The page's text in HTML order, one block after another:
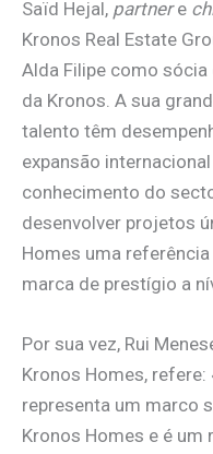
Saïd Hejal, partnere
Kronos Real Estate
Alda Filipe como
da Kronos. A sua
talento têm
expansão
conhecimento do
desenvolver projetos
Homes uma
marca de prestígio a
Por sua vez, Rui
Kronos Homes,
representa um marco
Kronos Homes e é